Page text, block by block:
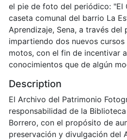
el pie de foto del periódico: "El
caseta comunal del barrio La
Aprendizaje, Sena, a través
impartiendo dos nuevos
motos, con el fin de incentivar
conocimientos que de algún
Description
El Archivo del Patrimonio
responsabilidad de la
Borrero, con el propósito de
preservación y divulgación del